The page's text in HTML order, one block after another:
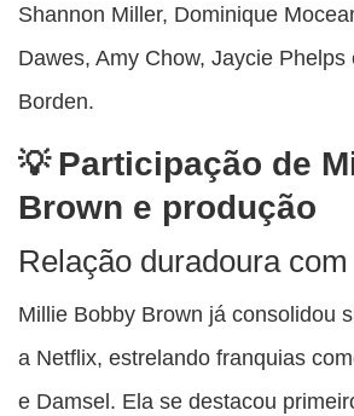
Shannon Miller, Dominique
Dawes, Amy Chow, Jaycie Phelps
Borden.
Participação de
Brown e produção
Relação duradoura
Millie Bobby Brown já consolidou
a Netflix, estrelando franquias
e Damsel. Ela se destacou